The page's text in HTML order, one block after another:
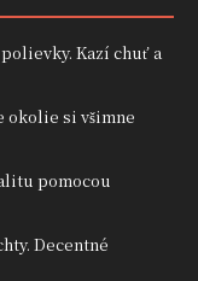
Kazí chuť a
okolie si všimne
pomocou
Decentné